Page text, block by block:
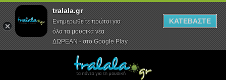
Αρχική Συνεντεύξεις Ρεπορτάζ
tralala.gr
Ενημερωθείτε πρώτοι για
όλα τα μουσικά νέα
ΔΩΡΕΑΝ - στο Google Play
ΚΑΤΕΒΑΣΤΕ